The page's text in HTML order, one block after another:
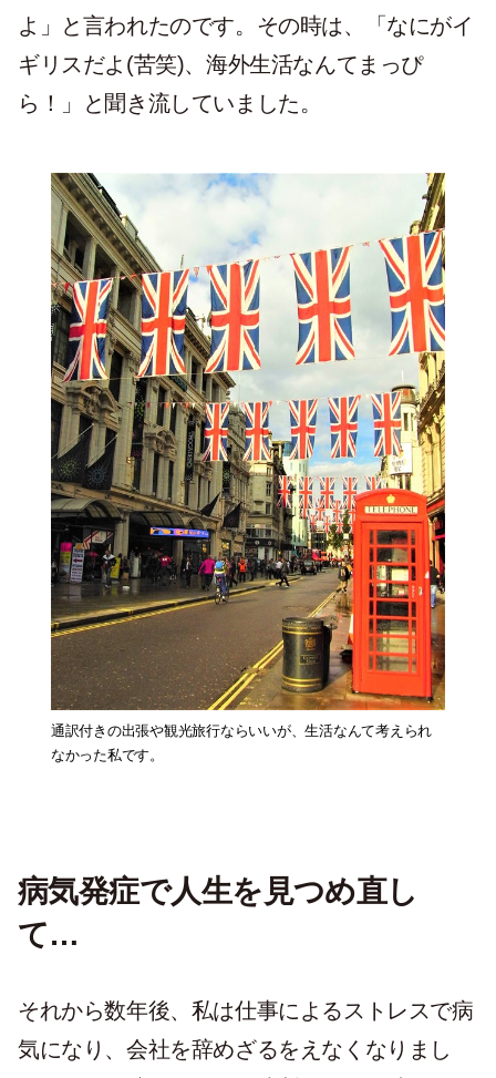
よ」と言われたのです。その時は、「なにがイ
ギリスだよ(苦笑)、海外生活なんてまっぴ
ら！」と聞き流していました。
通訳付きの出張や観光旅行ならいいが、生活なんて考えられ
なかった私です。
病気発症で人生を見つめ直し
て…
それから数年後、私は仕事によるストレスで病
気になり、会社を辞めざるをえなくなりまし